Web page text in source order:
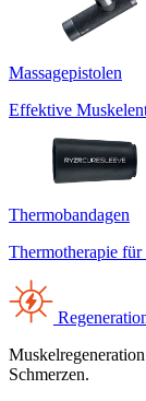
Massagepistolen
Effektive
Thermobandagen
Thermotherapie
Schmerzen.